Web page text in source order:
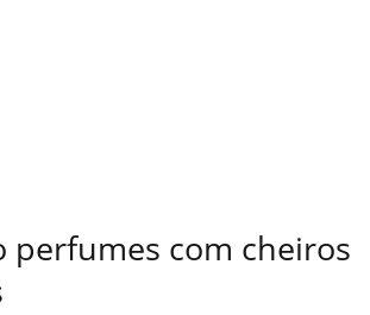
perfumes com cheiros